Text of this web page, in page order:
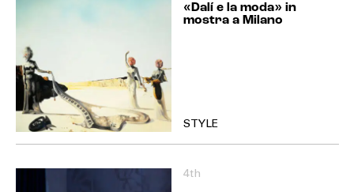
«Dalí e la moda» in
mostra a Milano
STYLE
4th